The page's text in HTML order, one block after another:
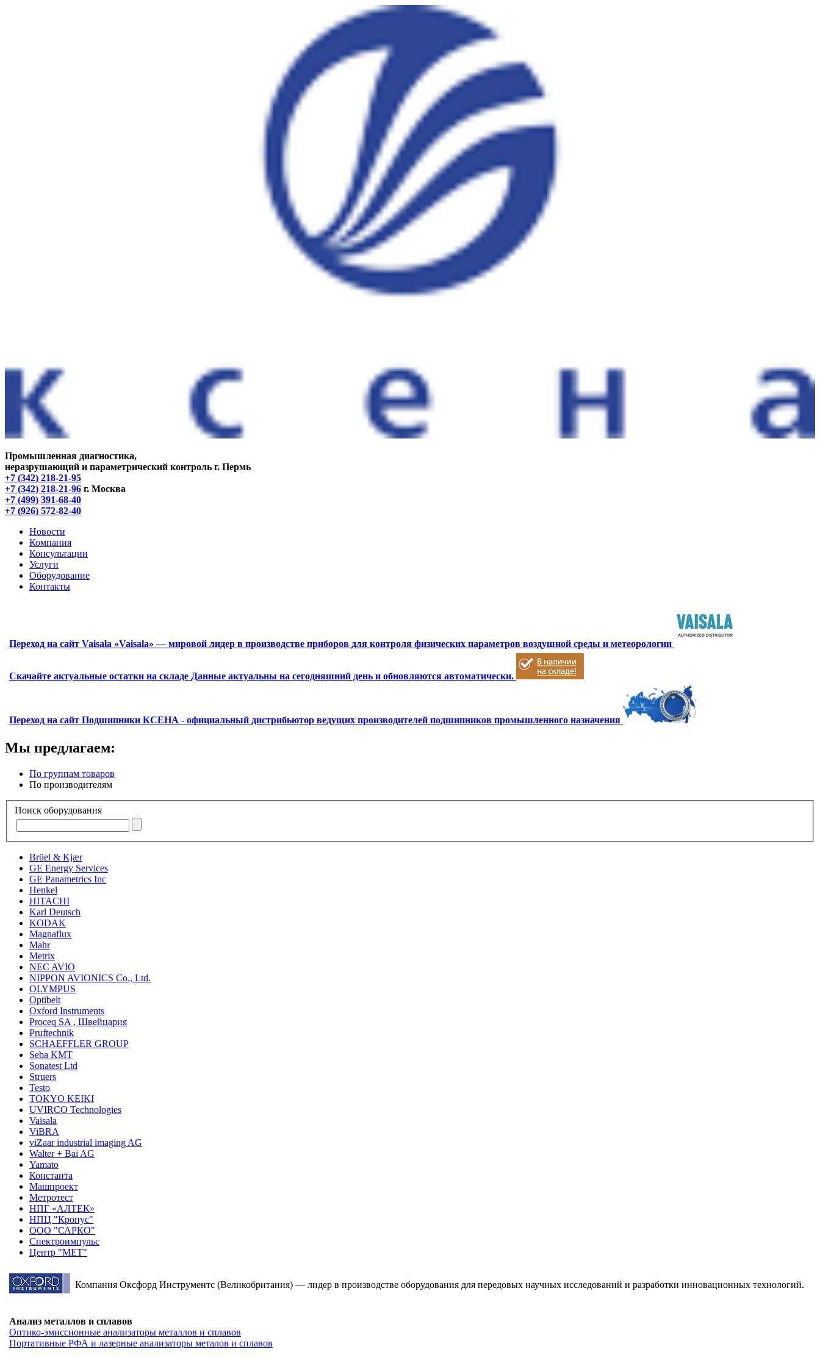
Промышленная диагностика,
неразрушающий и параметрический контроль г. Пермь
+7 (342) 218-21-95
+7 (342) 218-21-96 г. Москва
+7 (499) 391-68-40
+7 (926) 572-82-40
Новости
Компания
Консультации
Услуги
Оборудование
Контакты
Переход на сайт Vaisala «Vaisala» — мировой лидер в производстве приборов для контроля физических параметров воздушной среды и метеорологии
Скачайте актуальные остатки на складе Данные актуальны на сегодняшний день и обновляются автоматически.
Переход на сайт Подшипники КСЕНА - официальный дистрибьютор ведущих производителей подшипников промышленного назначения
Мы предлагаем:
По группам товаров
По производителям
Поиск оборудования
Brüel & Kjær
GE Energy Services
GE Panametrics Inc
Henkel
HITACHI
Karl Deutsch
KODAK
Magnaflux
Mahr
Metrix
NEC AVIO
NIPPON AVIONICS Co., Ltd.
OLYMPUS
Optibelt
Oxford Instruments
Proceq SA , Швейцария
Pruftechnik
SCHAEFFLER GROUP
Seba KMT
Sonatest Ltd
Struers
Testo
TOKYO KEIKI
UVIRCO Technologies
Vaisala
ViBRA
viZaar industrial imaging AG
Walter + Bai AG
Yamato
Константа
Машпроект
Метротест
НПГ «АЛТЕК»
НПЦ "Кропус"
ООО "САРКО"
Спектроимпульс
Центр "МЕТ"
Компания Оксфорд Инструментс (Великобритания) — лидер в производстве оборудования для передовых научных исследований и разработки инновационных технологий.
Анализ металлов и сплавов
Оптико-эмиссионные анализаторы металлов и сплавов
Портативные РФА и лазерные анализаторы металов и сплавов